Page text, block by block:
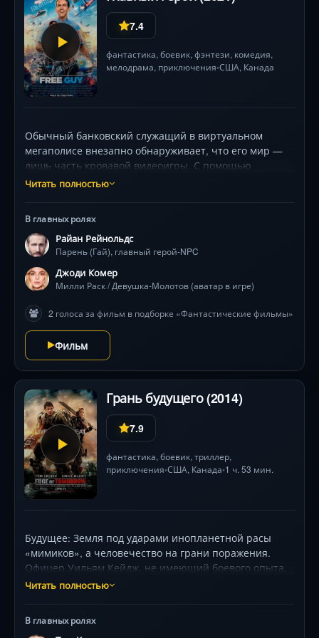
7.4
фантастика, боевик, фэнтези, комедия,
мелодрама, приключения•США, Канада
Обычный банковский служащий в виртуальном
мегаполисе внезапно обнаруживает, что его мир —
лишь часть кровавой видеоигры. С помощью
загадочной девушки-программиста он бросает вызов
«неигрового героя» переворачивает представление
о свободе воли и цифровой реальности.
Читать полностью
В главных ролях
Райан Рейнольдс
Парень (Гай), главный герой-NPC
Джоди Комер
Милли Раск / Девушка-Молотов (аватар в игре)
2 голоса за фильм в подборке «Фантастические фильмы»
Фильм
Грань будущего (2014)
7.9
фантастика, боевик, триллер,
приключения•США, Канада•1 ч. 53 мин.
Будущее: Земля под ударами инопланетной расы
«мимиков», а человечество на грани поражения.
Офицер Уильям Кейдж, не имеющий боевого опыта,
оказывается в эпицентре адской высадки в
повторять сражение бесчисленно, умирая вновь и
Читать полностью
В главных ролях